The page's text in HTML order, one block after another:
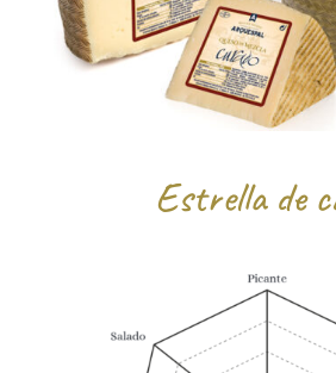
Estrella de